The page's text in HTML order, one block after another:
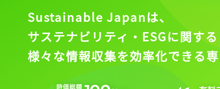
Sustainable Japanは、
サステナビリティ・ESGに関する
様々な情報収集を効率化できる